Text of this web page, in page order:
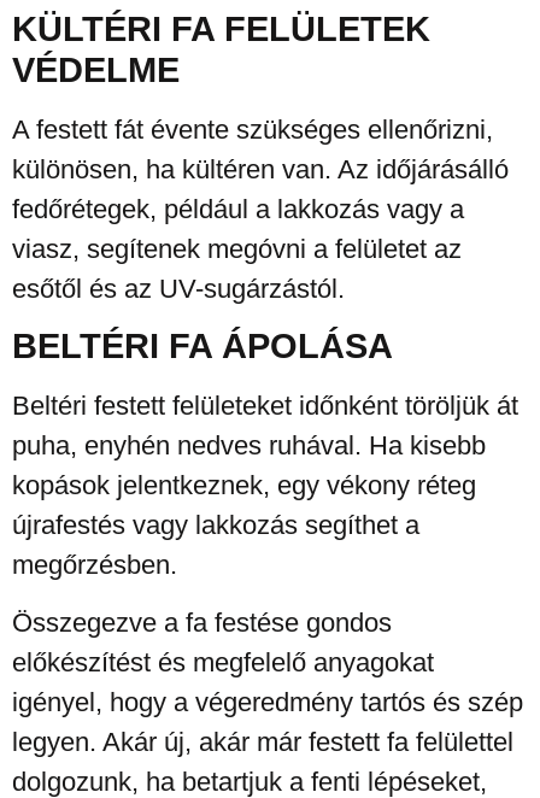
KÜLTÉRI FA FELÜLETEK
VÉDELME
A festett fát évente szükséges ellenőrizni,
különösen, ha kültéren van. Az időjárásálló
fedőrétegek, például a lakkozás vagy a
viasz, segítenek megóvni a felületet az
esőtől és az UV-sugárzástól.
BELTÉRI FA ÁPOLÁSA
Beltéri festett felületeket időnként töröljük át
puha, enyhén nedves ruhával. Ha kisebb
kopások jelentkeznek, egy vékony réteg
újrafestés vagy lakkozás segíthet a
megőrzésben.
Összegezve a fa festése gondos
előkészítést és megfelelő anyagokat
igényel, hogy a végeredmény tartós és szép
legyen. Akár új, akár már festett fa felülettel
dolgozunk, ha betartjuk a fenti lépéseket,